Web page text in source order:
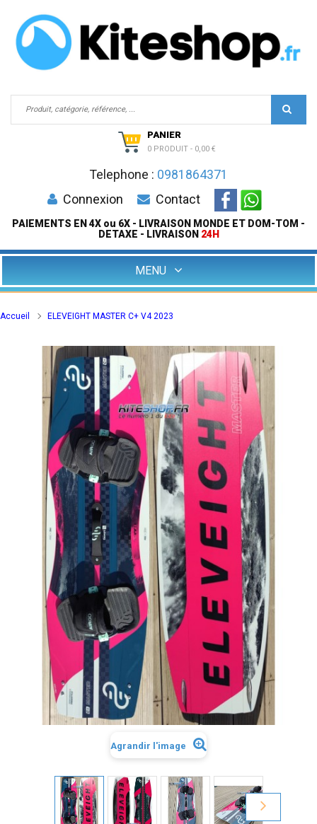
PANIER
0 PRODUIT - 0,00 €
Telephone : 0981864371
Connexion
Contact
PAIEMENTS EN 4X ou 6X - LIVRAISON MONDE ET DOM-TOM -
DETAXE - LIVRAISON 24H
MENU
Accueil ELEVEIGHT MASTER C+ V4 2023
Agrandir l'image